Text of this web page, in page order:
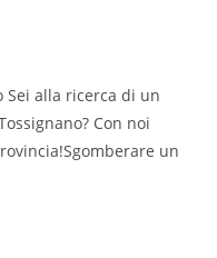
Sei alla ricerca di un
Con noi
un